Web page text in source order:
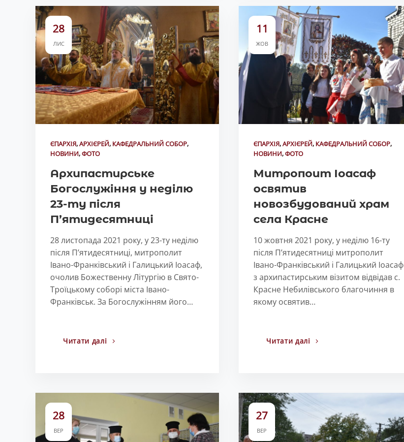
28
ЛИС
ЄПАРХІЯ,АРХІЄРЕЙ, КАФЕДРАЛЬНИЙ СОБОР,
НОВИНИ,ФОТО
Архипастирське
Богослужіння у неділю
23-ту після
П’ятидесятниці
28 листопада 2021 року, у 23-ту неділю
після П’ятидесятниці, митрополит
Івано-Франківський і Галицький Іоасаф,
очолив Божественну Літургію в Свято-
Троїцькому соборі міста Івано-
Франківськ. За Богослужінням його…
Читати далі
11
ЖОВ
ЄПАРХІЯ,АРХІЄРЕЙ, КАФЕДРАЛЬНИЙ СОБОР,
НОВИНИ,ФОТО
Митропоит Іоасаф
освятив
новозбудований храм
села Красне
10 жовтня 2021 року, у неділю 16-ту
після П’ятидесятниці митрополит
Івано-Франківський і Галицький Іоасаф
з архипастирським візитом відвідав с.
Красне Небилівського благочиння в
якому освятив…
Читати далі
28
ВЕР
27
ВЕР